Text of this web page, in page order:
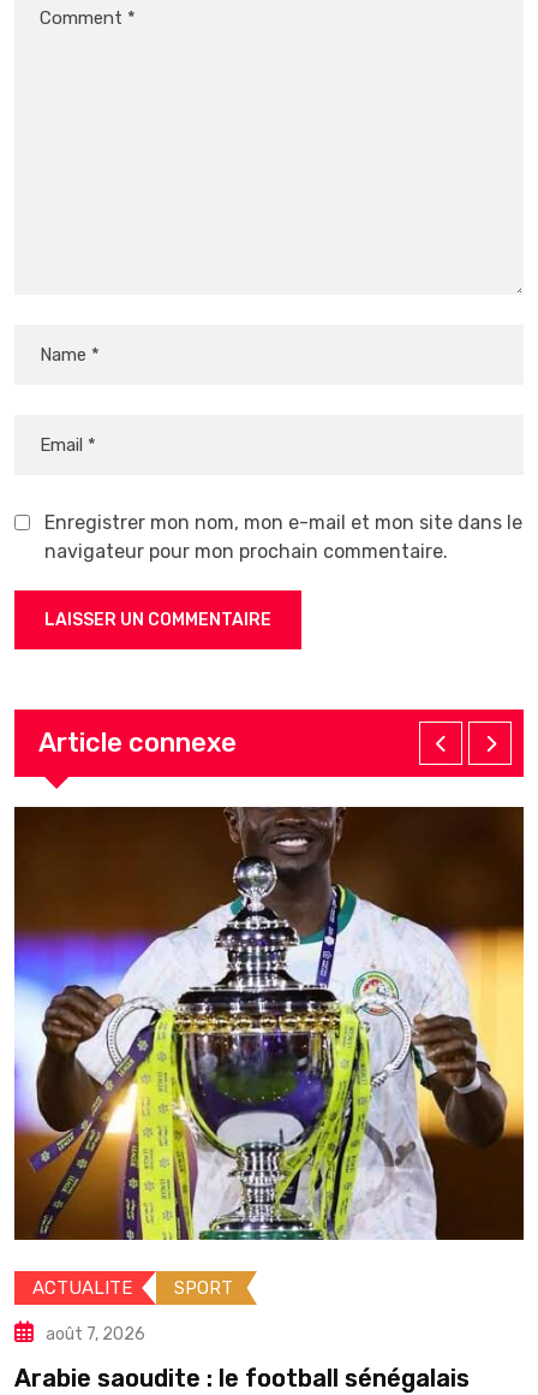
Enregistrer mon nom, mon e-mail et mon site dans le
navigateur pour mon prochain commentaire.
Article connexe
ACTUALITE SPORT
août 7, 2026
Arabie saoudite : le football sénégalais